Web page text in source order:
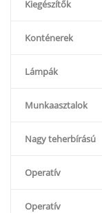
Kiegészítők
Konténerek
Lámpák
Munkaasztalok
Nagy teherbírású
Operatív
Operatív